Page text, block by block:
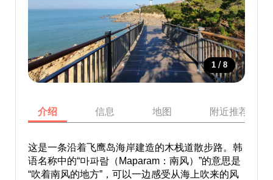
1 / 8
介绍 信息 地图 附近推荐景点
这是一条沿着飞鹰岛海岸建造的木栈道散步路。韩
语名称中的“마파람（Maparam：南风）”的意思是
“吹着南风的地方”，可以一边感受从海上吹来的风